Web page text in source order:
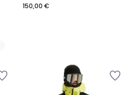
150,00 €